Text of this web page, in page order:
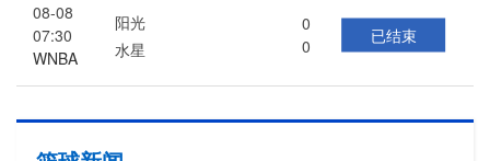
08-08
07:30
WNBA
阳光
0
0
水星
已结束